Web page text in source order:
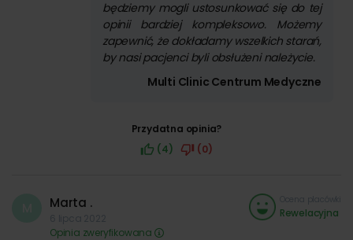
będziemy mogli ustosunkować się do tej
opinii bardziej kompleksowo. Możemy
zapewnić, że dokładamy wszelkich starań,
by nasi pacjenci byli obsłużeni należycie.
Multi Clinic Centrum Medyczne
Przydatna opinia?
(4)
(0)
Marta .
Opinia zweryfikowana
Rewelacyjna